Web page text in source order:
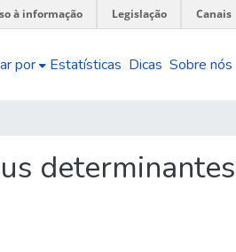
à informação Legislação Canais
por Estatísticas Dicas Sobre nós